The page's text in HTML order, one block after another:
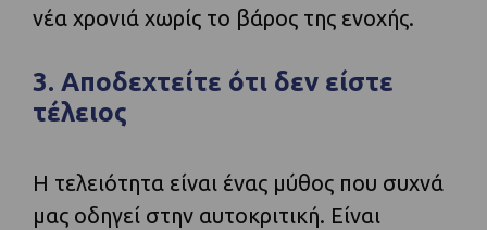
νέα χρονιά χωρίς το βάρος της ενοχής.
3. Αποδεχτείτε ότι δεν είστε
τέλειος
Η τελειότητα είναι ένας μύθος που συχνά
μας οδηγεί στην αυτοκριτική. Είναι